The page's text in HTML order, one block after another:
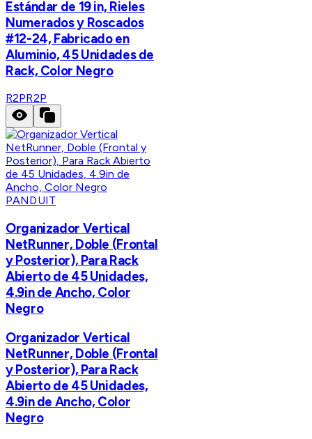
Estándar de 19 in, Rieles
Numerados y Roscados
#12-24, Fabricado en
Aluminio, 45 Unidades de
Rack, Color Negro
R2PR2P
PANDUIT
Organizador Vertical
NetRunner, Doble (Frontal
y Posterior), Para Rack
Abierto de 45 Unidades,
4.9in de Ancho, Color
Negro
Organizador Vertical
NetRunner, Doble (Frontal
y Posterior), Para Rack
Abierto de 45 Unidades,
4.9in de Ancho, Color
Negro